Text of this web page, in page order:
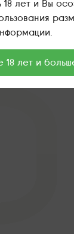
лет и Вы
18 лет и